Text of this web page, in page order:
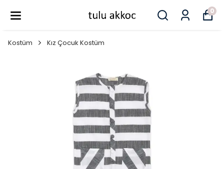
0
Kostüm Kız Çocuk Kostüm